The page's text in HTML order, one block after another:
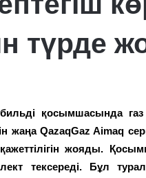
түрде
қосымшасында газ
жаңа QazaqGaz Aimaq
жояды.
тексереді. Бұл